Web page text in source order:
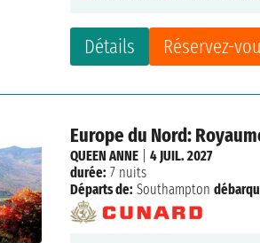
Détails Réservez-
Europe du Nord:
QUEEN ANNE |4 JUIL. 2027
durée: 7 nuits
Départs de: Southampton